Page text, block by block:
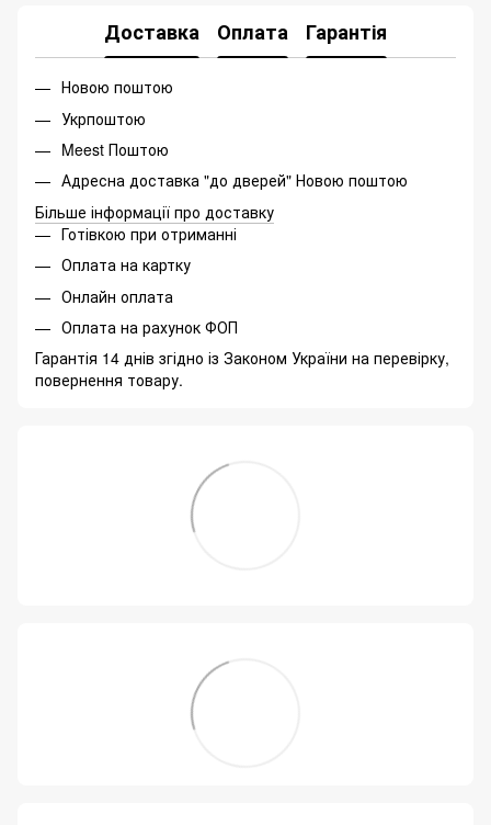
Доставка Оплата Гарантія
Новою поштою
Укрпоштою
Meest Поштою
Адресна доставка "до дверей" Новою поштою
Більше інформації про доставку
Готівкою при отриманні
Оплата на картку
Онлайн оплата
Оплата на рахунок ФОП
Гарантія 14 днів згідно із Законом України на перевірку,
повернення товару.